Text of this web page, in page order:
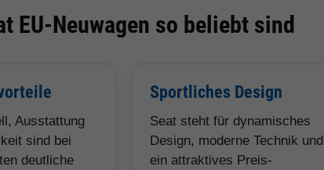
EU-Neuwagen so beliebt sind
Ausstattung
sind bei
deutliche
Sportliches Design
Seat steht für dynamisches
Design, moderne Technik und
ein attraktives Preis-